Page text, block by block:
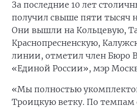
За последние 10 лет
получил свыше пяти тысяч
Они вышли на Кольцевую,
Краснопресненскую,
линии, отметил член Бюро
«Единой России», мэр
«Мы полностью
Троицкую ветку. По темпам